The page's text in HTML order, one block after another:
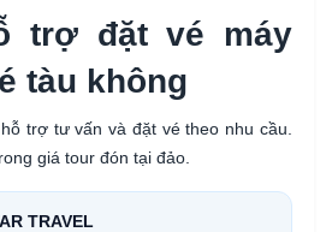
trợ đặt vé máy
tàu không
trợ tư vấn và đặt vé theo nhu cầu.
giá tour đón tại đảo.
TRAVEL